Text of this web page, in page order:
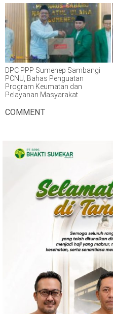
DPC PPP Sumenep Sambangi
PCNU, Bahas Penguatan
Program Keumatan dan
Pelayanan Masyarakat
COMMENT